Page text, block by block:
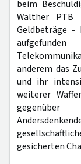
beim
Walther PTB
Geldbeträge -
anderem das
und ihr
weiterer
gegenüber
gesicherten